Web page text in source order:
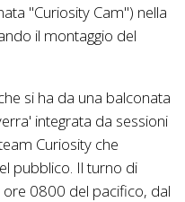
"Curiosity Cam") nella
il montaggio del
si ha da una balconata
integrata da sessioni
Curiosity che
pubblico. Il turno di
0800 del pacifico, dal